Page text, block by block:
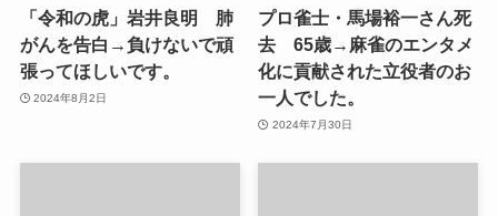
「令和の虎」岩井良明 肺
がんを告白→負けないで頑
張ってほしいです。
2024年8月2日
プロ雀士・馬場裕一さん死
去 65歳→麻雀のエンタメ
化に貢献された立役者のお
一人でした。
2024年7月30日